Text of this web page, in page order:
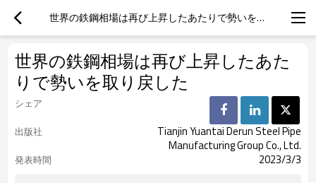
世界の鉄鋼相場は再び上昇したあたりで勢いを取り戻した
世界の鉄鋼相場は再び上昇したあた
りで勢いを取り戻した
シェア
出版社
Tianjin Yuantai Derun Steel Pipe
Manufacturing Group Co., Ltd.
発表時間 2023/3/3